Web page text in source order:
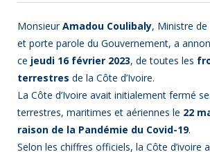
MonsieurAmadou Coulibaly, Ministre
et porte parole du Gouvernement, a
ce jeudi 16 février 2023, de toutes les
terrestres de la Côte d’Ivoire.
La Côte d’Ivoire avait initialement fermé
terrestres, maritimes et aériennes le 22
raison de la Pandémie du Covid-19.
Selon les chiffres officiels, la Côte d’ivoire